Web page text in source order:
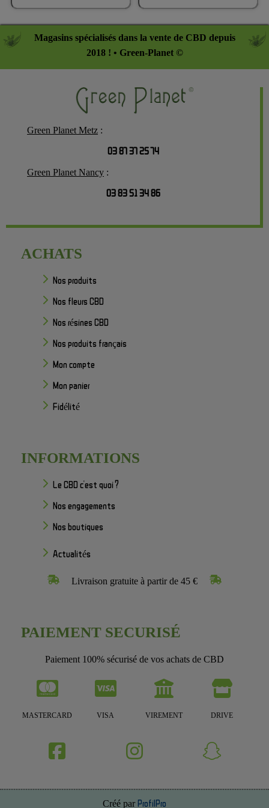
Magasins spécialisés dans la vente de CBD depuis
2018 ! • Green-Planet ©
Green Planet Metz :
03 87 37 25 74
Green Planet Nancy :
03 83 51 34 86
ACHATS
Nos produits
Nos fleurs CBD
Nos résines CBD
Nos produits français
Mon compte
Mon panier
Fidélité
INFORMATIONS
Le CBD c'est quoi ?
Nos engagements
Nos boutiques
Actualités
Livraison gratuite à partir de 45 €
PAIEMENT SECURISÉ
Paiement 100% sécurisé de vos achats de CBD
MASTERCARD VISA VIREMENT DRIVE
Créé par ProfilPro